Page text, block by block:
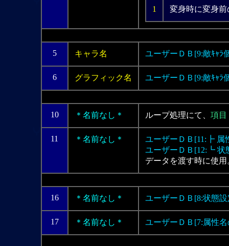
1 変身時に変身
5 キャラ名 ユーザーＤＢ[9:敵ｷｬﾗ
6 グラフィック名 ユーザーＤＢ[9:敵ｷｬﾗ
10 ＊名前なし＊ ループ処理にて、 項目
11 ＊名前なし＊
ユーザーＤＢ[11:┣ 属
ユーザーＤＢ[12:┗ 状
データを渡す時に使用
16 ＊名前なし＊ ユーザーＤＢ[8:状態
17 ＊名前なし＊ ユーザーＤＢ[7:属性